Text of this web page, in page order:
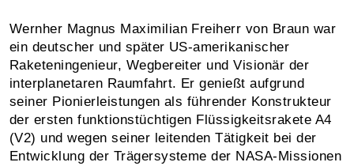
Wernher Magnus Maximilian Freiherr von Braun war
ein deutscher und später US-amerikanischer
Raketeningenieur, Wegbereiter und Visionär der
interplanetaren Raumfahrt. Er genießt aufgrund
seiner Pionierleistungen als führender Konstrukteur
der ersten funktionstüchtigen Flüssigkeitsrakete A4
(V2) und wegen seiner leitenden Tätigkeit bei der
Entwicklung der Trägersysteme der NASA-Missionen